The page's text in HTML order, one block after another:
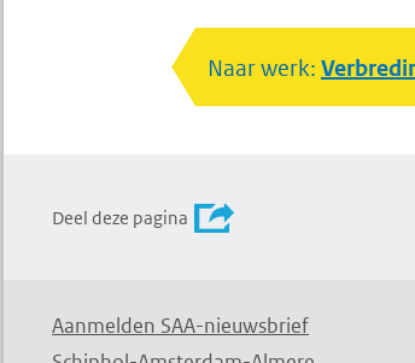
Naar werk:
Deel deze pagina
Aanmelden SAA-nieuwsbrief